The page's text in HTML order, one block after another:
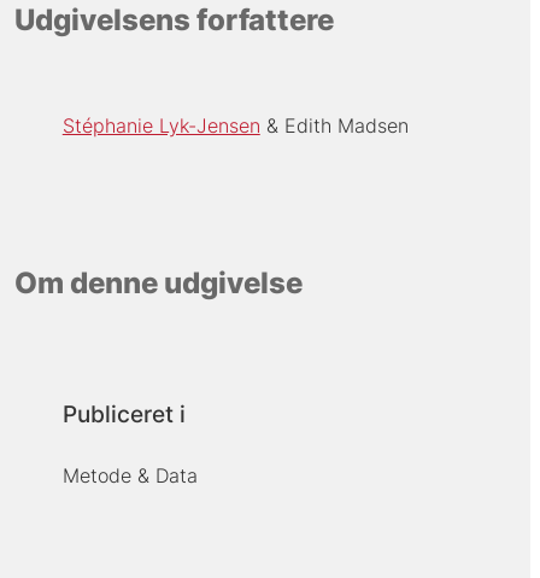
Udgivelsens forfattere
Stéphanie Lyk-Jensen Edith Madsen
Om denne udgivelse
Publiceret i
Metode & Data